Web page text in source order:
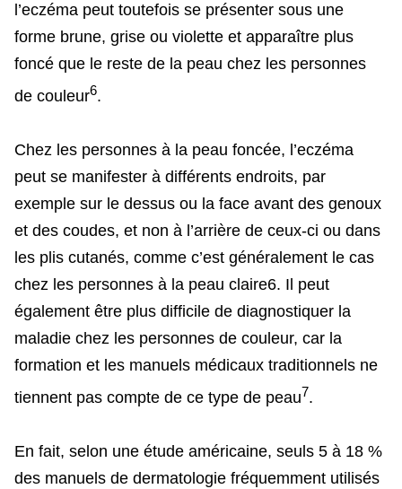
l’eczéma peut toutefois se présenter sous une
forme brune, grise ou violette et apparaître plus
foncé que le reste de la peau chez les personnes
de couleur6.
Chez les personnes à la peau foncée, l’eczéma
peut se manifester à différents endroits, par
exemple sur le dessus ou la face avant des genoux
et des coudes, et non à l’arrière de ceux-ci ou dans
les plis cutanés, comme c’est généralement le cas
chez les personnes à la peau claire6. Il peut
également être plus difficile de diagnostiquer la
maladie chez les personnes de couleur, car la
formation et les manuels médicaux traditionnels ne
tiennent pas compte de ce type de peau7.
En fait, selon une étude américaine, seuls 5 à 18 %
des manuels de dermatologie fréquemment utilisés